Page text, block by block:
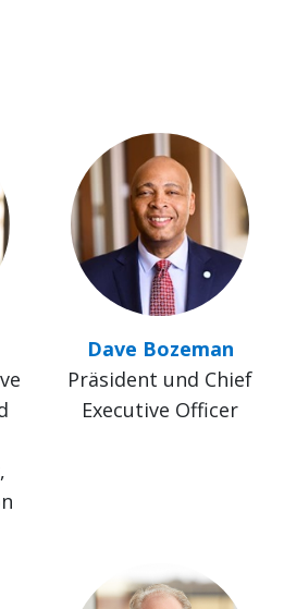
Dave Bozeman
Präsident und Chief
Executive Officer